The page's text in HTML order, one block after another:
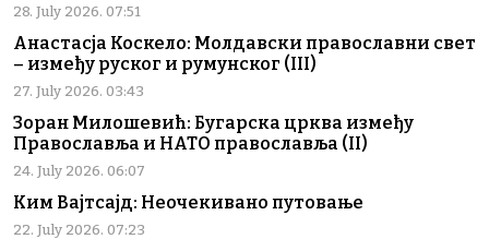
28. July 2026. 07:51
Анастасја Коскело: Молдавски православни свет
– између руског и румунског (III)
27. July 2026. 03:43
Зоран Милошевић: Бугарска црква између
Православља и НАТО православља (II)
24. July 2026. 06:07
Ким Вајтсајд: Неочекивано путовање
22. July 2026. 07:23